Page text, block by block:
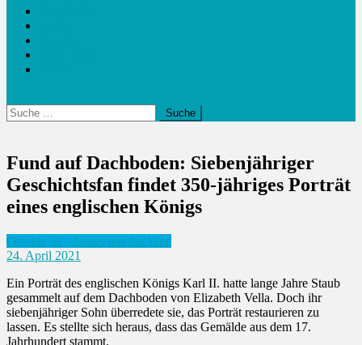
Suche
nach:
Fund auf Dachboden: Siebenjähriger
Geschichtsfan findet 350-jähriges Porträt
eines englischen Königs
Outside 38 - Neues aus der Welt
24. April 2021
Ein Porträt des englischen Königs Karl II. hatte lange Jahre Staub
gesammelt auf dem Dachboden von Elizabeth Vella. Doch ihr
siebenjähriger Sohn überredete sie, das Porträt restaurieren zu
lassen. Es stellte sich heraus, dass das Gemälde aus dem 17.
Jahrhundert stammt.